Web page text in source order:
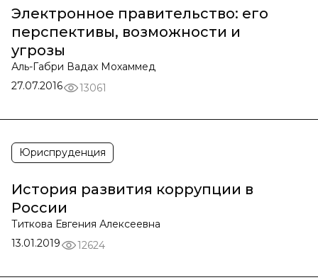
Электронное правительство: его
перспективы, возможности и
угрозы
Аль-Габри Вадах Мохаммед
27.07.2016
13061
Юриспруденция
История развития коррупции в
России
Титкова Евгения Алексеевна
13.01.2019
12624